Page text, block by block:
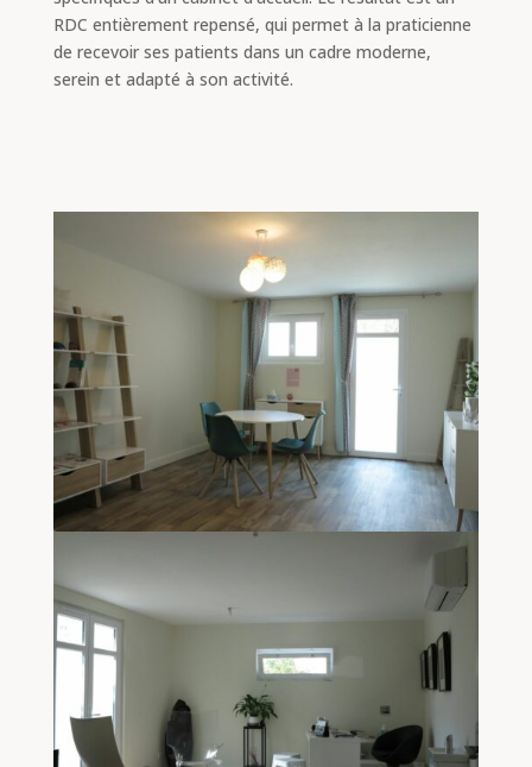
RDC entièrement repensé, qui permet à la praticienne
de recevoir ses patients dans un cadre moderne,
serein et adapté à son activité.